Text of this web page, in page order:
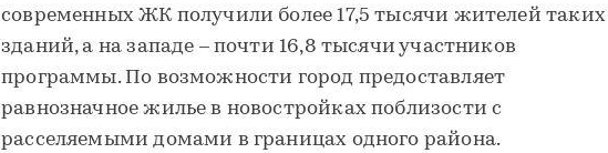
современных ЖК получили более 17,5 тысячи жителей таких
зданий, а на западе – почти 16,8 тысячи участников
программы. По возможности город предоставляет
равнозначное жилье в новостройках поблизости с
расселяемыми домами в границах одного района.